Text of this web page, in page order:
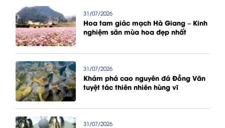
31/07/2026
Hoa tam giác mạch Hà Giang – Kinh
nghiệm săn mùa hoa đẹp nhất
31/07/2026
Khám phá cao nguyên đá Đồng Văn
tuyệt tác thiên nhiên hùng vĩ
31/07/2026